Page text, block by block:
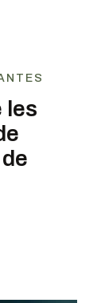
les